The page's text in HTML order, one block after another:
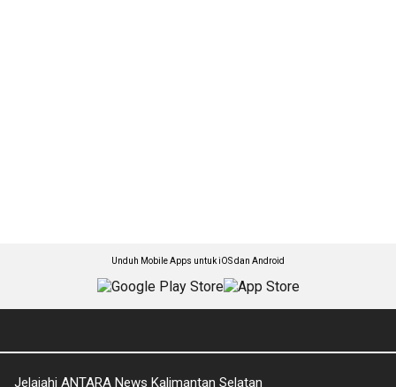
Unduh Mobile Apps untuk iOS dan Android
Jelajahi ANTARA News Kalimantan Selatan